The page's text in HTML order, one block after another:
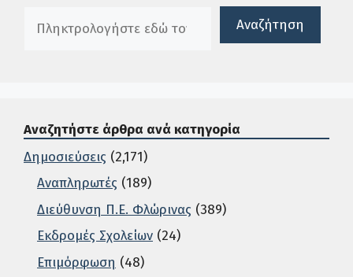
Αναζήτηση
Αναζητήστε άρθρα ανά κατηγορία
Δημοσιεύσεις (2,171)
Αναπληρωτές (189)
Διεύθυνση Π.Ε. Φλώρινας (389)
Εκδρομές Σχολείων (24)
Επιμόρφωση (48)